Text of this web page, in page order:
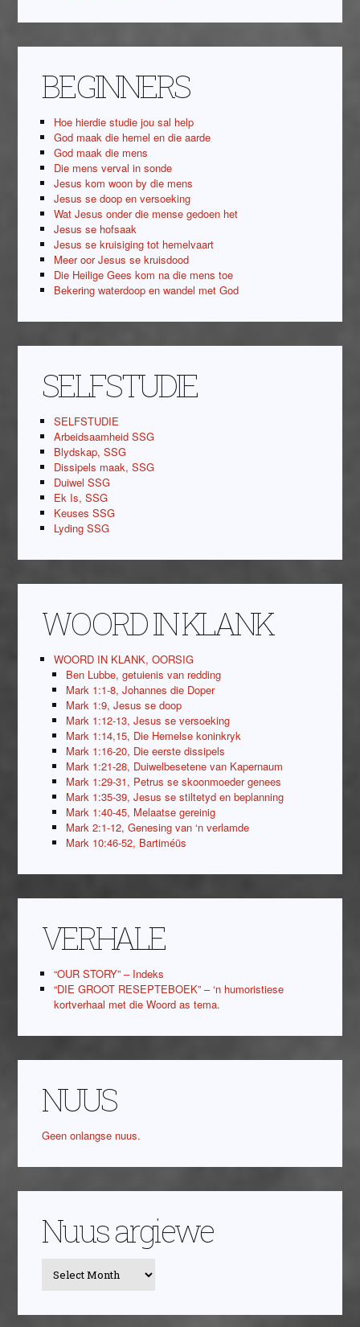
BEGINNERS
Hoe hierdie studie jou sal help
God maak die hemel en die aarde
God maak die mens
Die mens verval in sonde
Jesus kom woon by die mens
Jesus se doop en versoeking
Wat Jesus onder die mense gedoen het
Jesus se hofsaak
Jesus se kruisiging tot hemelvaart
Meer oor Jesus se kruisdood
Die Heilige Gees kom na die mens toe
Bekering waterdoop en wandel met God
SELFSTUDIE
SELFSTUDIE
Arbeidsaamheid SSG
Blydskap, SSG
Dissipels maak, SSG
Duiwel SSG
Ek Is, SSG
Keuses SSG
Lyding SSG
WOORD IN KLANK
WOORD IN KLANK, OORSIG
Ben Lubbe, getuienis van redding
Mark 1:1-8, Johannes die Doper
Mark 1:9, Jesus se doop
Mark 1:12-13, Jesus se versoeking
Mark 1:14,15, Die Hemelse koninkryk
Mark 1:16-20, Die eerste dissipels
Mark 1:21-28, Duiwelbesetene van Kapernaum
Mark 1:29-31, Petrus se skoonmoeder genees
Mark 1:35-39, Jesus se stiltetyd en beplanning
Mark 1:40-45, Melaatse gereinig
Mark 2:1-12, Genesing van ‘n verlamde
Mark 10:46-52, Bartiméüs
VERHALE
“OUR STORY” – Indeks
“DIE GROOT RESEPTEBOEK” – ‘n humoristiese
kortverhaal met die Woord as tema.
NUUS
Geen onlangse nuus.
Nuus argiewe